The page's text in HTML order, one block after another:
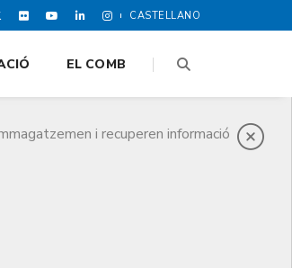
CASTELLANO
i recuperen informació
EL COMB